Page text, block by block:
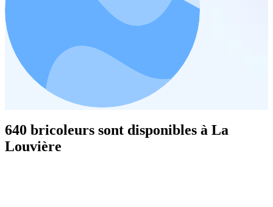
640 bricoleurs sont disponibles à La
Louvière